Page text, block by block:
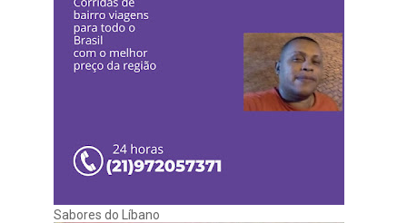
Sabores do Líbano